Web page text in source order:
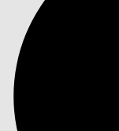
INHALT